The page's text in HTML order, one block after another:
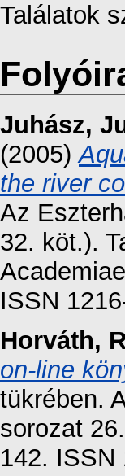
Találatok
Juhász,
(2005)
the river
Az
32. köt.).
ISSN
Horváth,
on-line
tükrében.
sorozat
142. ISSN